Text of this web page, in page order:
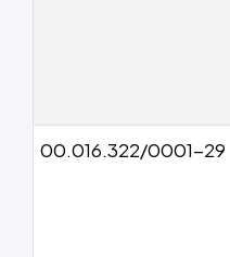
00.016.322/0001-29